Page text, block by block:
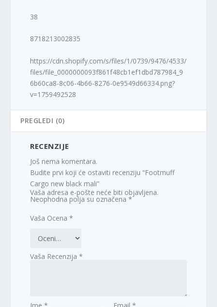
38
8718213002835
https://cdn.shopify.com/s/files/1/0739/9476/4533/
files/file_0000000093f861f48cb1ef1dbd787984_9
6b60ca8-8c06-4b66-8276-0e9549d66334.png?
v=1759492528
PREGLEDI (0)
RECENZIJE
Još nema komentara.
Budite prvi koji će ostaviti recenziju “Footmuff
Cargo new black mali”
Vaša adresa e-pošte neće biti objavljena.
Neophodna polja su označena*
Vaša Ocena*
Vaša Recenzija*